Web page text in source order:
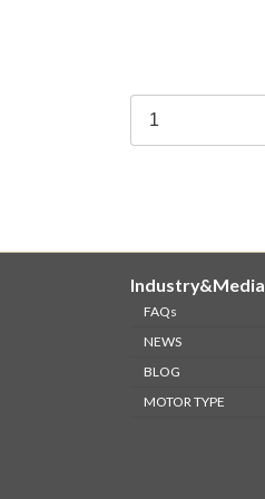
Industry&Media
FAQs
NEWS
BLOG
MOTOR TYPE